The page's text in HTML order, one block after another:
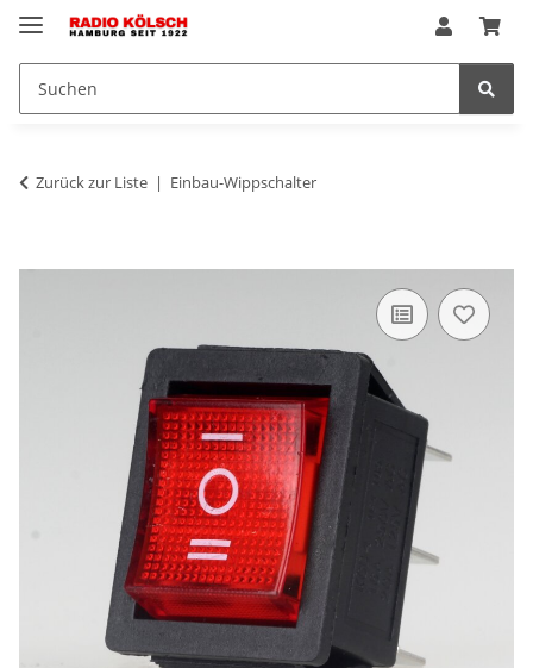
Zurück zur Liste Einbau-Wippschalter